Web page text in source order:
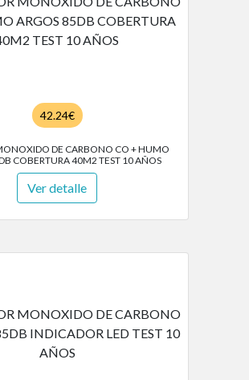
42.24€
DE CARBONO CO + HUMO
COBERTURA 40M2 TEST 10 AÑOS
Ver detalle